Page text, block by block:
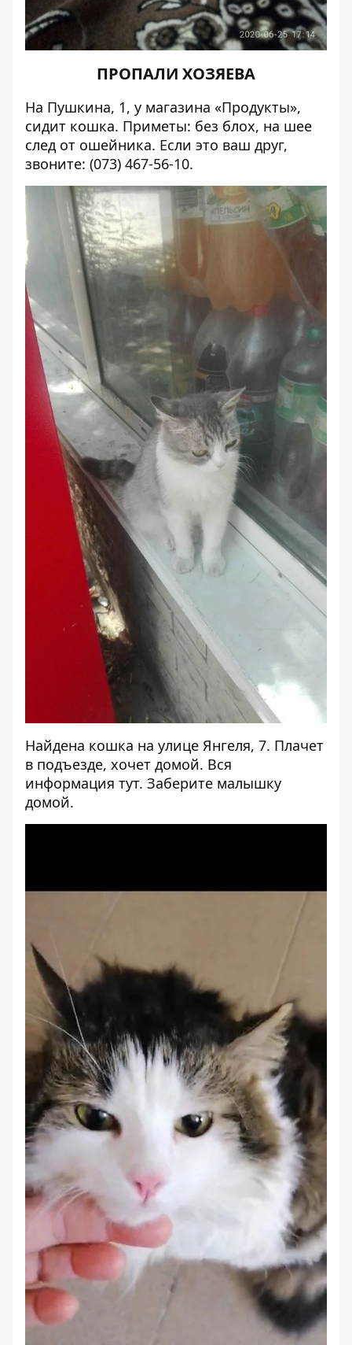
ПРОПАЛИ ХОЗЯЕВА
На Пушкина, 1, у магазина «Продукты»,
сидит кошка. Приметы: без блох, на шее
след от ошейника. Если это ваш друг,
звоните: (073) 467-56-10.
Найдена кошка на улице Янгеля, 7. Плачет
в подъезде, хочет домой. Вся
информация тут. Заберите малышку
домой.